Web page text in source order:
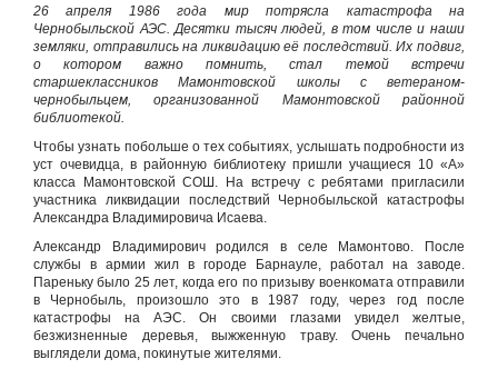
26 апреля 1986 года мир потрясла катастрофа на
Чернобыльской АЭС. Десятки тысяч людей, в том числе и наши
земляки, отправились на ликвидацию её последствий. Их подвиг,
о котором важно помнить, стал темой встречи
старшеклассников Мамонтовской школы с ветераном-
чернобыльцем, организованной Мамонтовской районной
библиотекой.
Чтобы узнать побольше о тех событиях, услышать подробности из
уст очевидца, в районную библиотеку пришли учащиеся 10 «А»
класса Мамонтовской СОШ. На встречу с ребятами пригласили
участника ликвидации последствий Чернобыльской катастрофы
Александра Владимировича Исаева.
Александр Владимирович родился в селе Мамонтово. После
службы в армии жил в городе Барнауле, работал на заводе.
Пареньку было 25 лет, когда его по призыву военкомата отправили
в Чернобыль, произошло это в 1987 году, через год после
катастрофы на АЭС. Он своими глазами увидел желтые,
безжизненные деревья, выжженную траву. Очень печально
выглядели дома, покинутые жителями.